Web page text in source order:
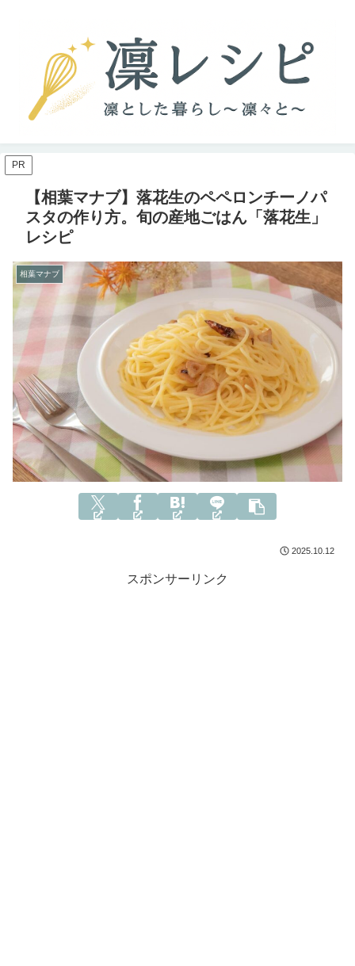
PR
【相葉マナブ】落花生のペペロンチーノパ
スタの作り方。旬の産地ごはん「落花生」
レシピ
相葉マナブ
2025.10.12
スポンサーリンク